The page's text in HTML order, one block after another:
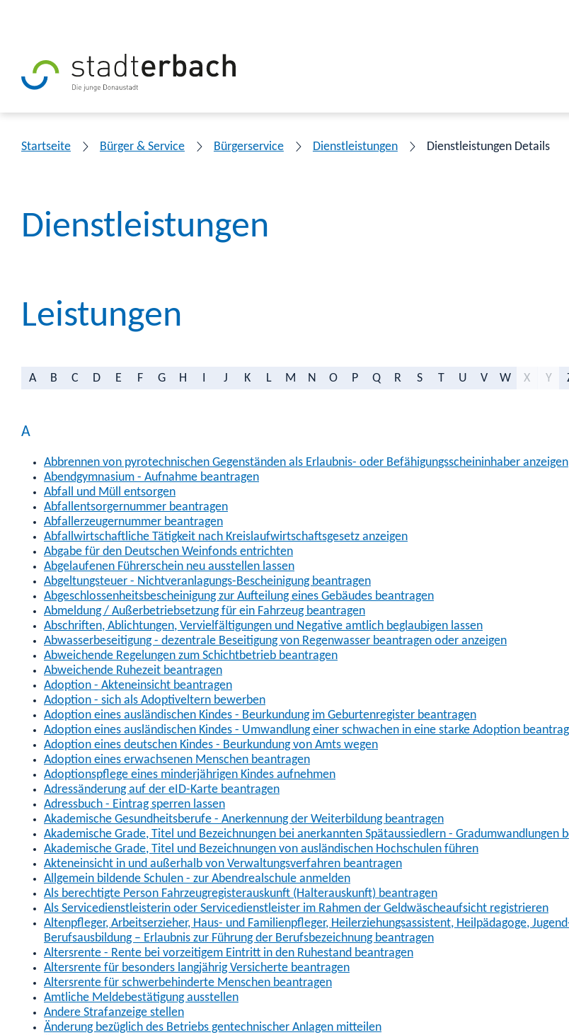
Startseite Bürger & Service Bürgerservice Dienstleistungen Dienstleistungen Details
Dienstleistungen
Leistungen
A B C D E F G H J K L M N O P Q R S T U V W X Y
A
Abbrennen von pyrotechnischen Gegenständen als Erlaubnis- oder Befähigungsscheininhaber anzeigen
Abendgymnasium - Aufnahme beantragen
Abfall und Müll entsorgen
Abfallentsorgernummer beantragen
Abfallerzeugernummer beantragen
Abfallwirtschaftliche Tätigkeit nach Kreislaufwirtschaftsgesetz anzeigen
Abgabe für den Deutschen Weinfonds entrichten
Abgelaufenen Führerschein neu ausstellen lassen
Abgeltungsteuer - Nichtveranlagungs-Bescheinigung beantragen
Abgeschlossenheitsbescheinigung zur Aufteilung eines Gebäudes beantragen
Abmeldung / Außerbetriebsetzung für ein Fahrzeug beantragen
Abschriften, Ablichtungen, Vervielfältigungen und Negative amtlich beglaubigen lassen
Abwasserbeseitigung - dezentrale Beseitigung von Regenwasser beantragen oder anzeigen
Abweichende Regelungen zum Schichtbetrieb beantragen
Abweichende Ruhezeit beantragen
Adoption - Akteneinsicht beantragen
Adoption - sich als Adoptiveltern bewerben
Adoption eines ausländischen Kindes - Beurkundung im Geburtenregister beantragen
Adoption eines ausländischen Kindes - Umwandlung einer schwachen in eine starke Adoption
Adoption eines deutschen Kindes - Beurkundung von Amts wegen
Adoption eines erwachsenen Menschen beantragen
Adoptionspflege eines minderjährigen Kindes aufnehmen
Adressänderung auf der eID-Karte beantragen
Adressbuch - Eintrag sperren lassen
Akademische Gesundheitsberufe - Anerkennung der Weiterbildung beantragen
Akademische Grade, Titel und Bezeichnungen bei anerkannten Spätaussiedlern - Gradumwandlungen
Akademische Grade, Titel und Bezeichnungen von ausländischen Hochschulen führen
Akteneinsicht in und außerhalb von Verwaltungsverfahren beantragen
Allgemein bildende Schulen - zur Abendrealschule anmelden
Als berechtigte Person Fahrzeugregisterauskunft (Halterauskunft) beantragen
Als Servicedienstleisterin oder Servicedienstleister im Rahmen der Geldwäscheaufsicht registrieren
Altenpfleger, Arbeitserzieher, Haus- und Familienpfleger, Heilerziehungsassistent, Heilpädagoge,
Berufsausbildung – Erlaubnis zur Führung der Berufsbezeichnung beantragen
Altersrente - Rente bei vorzeitigem Eintritt in den Ruhestand beantragen
Altersrente für besonders langjährig Versicherte beantragen
Altersrente für schwerbehinderte Menschen beantragen
Amtliche Meldebestätigung ausstellen
Andere Strafanzeige stellen
Änderung bezüglich des Betriebs gentechnischer Anlagen mitteilen